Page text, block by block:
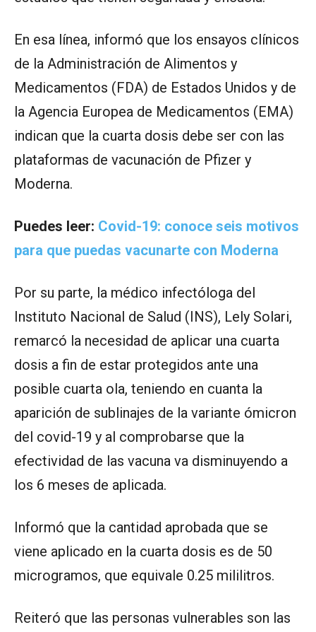
En esa línea, informó que los ensayos clínicos
de la Administración de Alimentos y
Medicamentos (FDA) de Estados Unidos y de
la Agencia Europea de Medicamentos (EMA)
indican que la cuarta dosis debe ser con las
plataformas de vacunación de Pfizer y
Moderna.
Puedes leer: Covid-19: conoce seis motivos
para que puedas vacunarte con Moderna
Por su parte, la médico infectóloga del
Instituto Nacional de Salud (INS), Lely Solari,
remarcó la necesidad de aplicar una cuarta
dosis a fin de estar protegidos ante una
posible cuarta ola, teniendo en cuanta la
aparición de sublinajes de la variante ómicron
del covid-19 y al comprobarse que la
efectividad de las vacuna va disminuyendo a
los 6 meses de aplicada.
Informó que la cantidad aprobada que se
viene aplicado en la cuarta dosis es de 50
microgramos, que equivale 0.25 mililitros.
Reiteró que las personas vulnerables son las